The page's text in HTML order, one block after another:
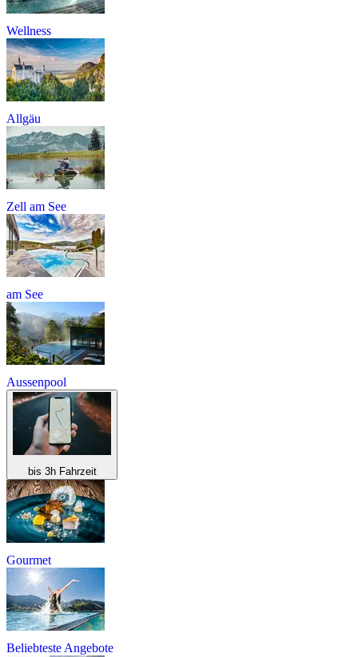
Wellness
Allgäu
Zell am See
am See
Aussenpool
bis 3h Fahrzeit
Gourmet
Beliebteste Angebote